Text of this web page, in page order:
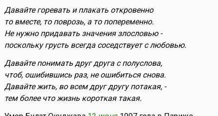
Давайте горевать и плакать откровенно
то вместе, то поврозь, а то попеременно.
Не нужно придавать значения злословью -
поскольку грусть всегда соседствует с любовью.
Давайте понимать друг друга с полуслова,
чтоб, ошибившись раз, не ошибиться снова.
Давайте жить, во всем друг другу потакая, -
тем более что жизнь короткая такая.